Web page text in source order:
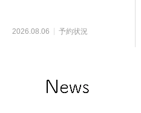
2026.08.06 予約状況